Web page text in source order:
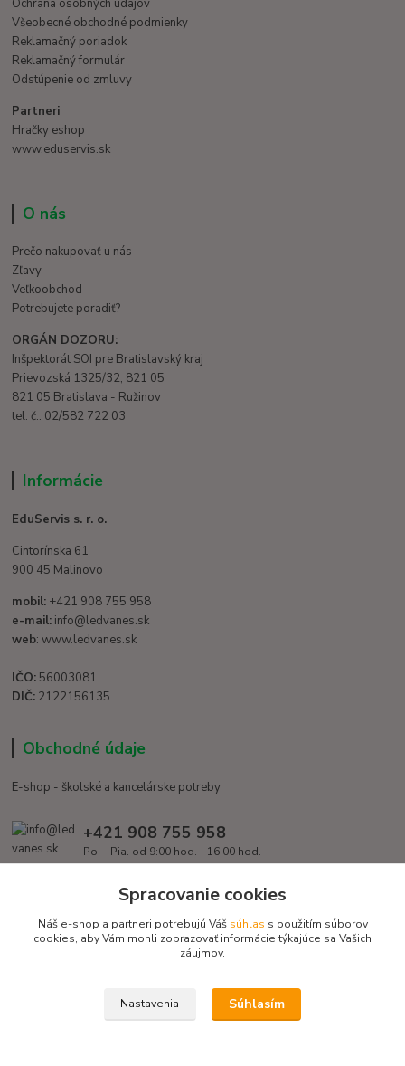
Všeobecné obchodné podmienky
Reklamačný poriadok
Reklamačný formulár
Odstúpenie od zmluvy
Partneri
Hračky eshop
www.eduservis.sk
O nás
Prečo nakupovať u nás
Zľavy
Veľkoobchod
Potrebujete poradiť?
ORGÁN DOZORU:
Inšpektorát SOI pre Bratislavský kraj
Prievozská 1325/32, 821 05
821 05 Bratislava - Ružinov
tel. č.: 02/582 722 03
Informácie
EduServis s. r. o.
Cintorínska 61
900 45 Malinovo
mobil: +421 908 755 958
e-mail: info@ledvanes.sk
web: www.ledvanes.sk
IČO: 56003081
DIČ: 2122156135
Obchodné údaje
E-shop - školské a kancelárske potreby
+421 908 755 958
Po. - Pia. od 9:00 hod. - 16:00 hod.
info@ledvanes.sk
Copyright © 2016 EduServis s. r. o. - Všetky práva vyhradené / Design
Spracovanie cookies
Náš e-shop a partneri potrebujú Váš súhlas s použitím súborov
cookies, aby Vám mohli zobrazovať informácie týkajúce sa Vašich
záujmov.
Nastavenia Súhlasím